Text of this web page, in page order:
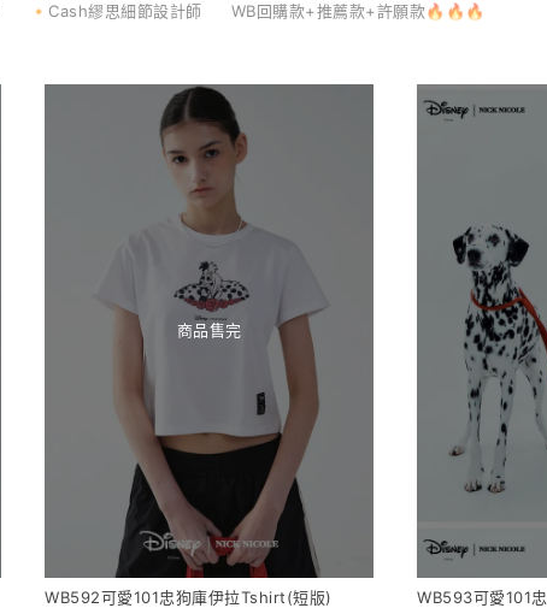
🔸Cash繆思細節設計師 WB回購款+推薦款+許願款🔥🔥🔥
商品售完
WB592可愛101忠狗庫伊拉Tshirt(短版)
WB593可愛101